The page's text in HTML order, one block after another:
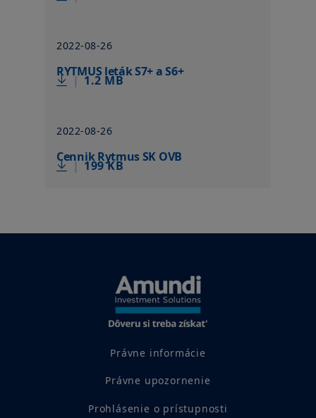
2022-08-26
RYTMUS leták S7+ a S6+
| 1.2 MB
2022-08-26
Cennik Rytmus SK OVB
| 199 KB
Právne informácie
Právne upozornenie
Prohlásenie o prístupnosti